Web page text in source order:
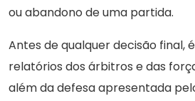
ou abandono de uma partida.
Antes de qualquer decisão final,
relatórios dos árbitros e das
além da defesa apresentada